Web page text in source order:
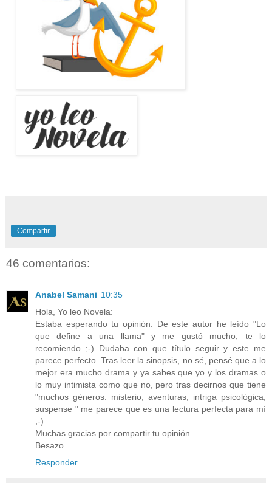
Compartir
46 comentarios:
Anabel Samani 10:35
Hola, Yo leo Novela:
Estaba esperando tu opinión. De este autor he leído "Lo
que define a una llama" y me gustó mucho, te lo
recomiendo ;-) Dudaba con que título seguir y este me
parece perfecto. Tras leer la sinopsis, no sé, pensé que a lo
mejor era mucho drama y ya sabes que yo y los dramas o
lo muy intimista como que no, pero tras decirnos que tiene
"muchos géneros: misterio, aventuras, intriga psicológica,
suspense " me parece que es una lectura perfecta para mí
;-)
Muchas gracias por compartir tu opinión.
Besazo.
Responder